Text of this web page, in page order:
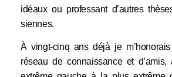
idéaux ou professant d’autres
siennes.
À vingt-cinq ans déjà je
réseau de connaissance et